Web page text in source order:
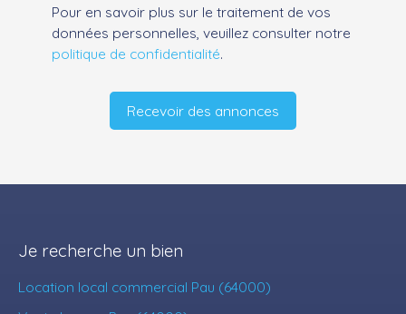
Pour en savoir plus sur le traitement de vos
données personnelles, veuillez consulter notre
politique de confidentialité.
Recevoir des annonces
Je recherche un bien
Location local commercial Pau (64000)